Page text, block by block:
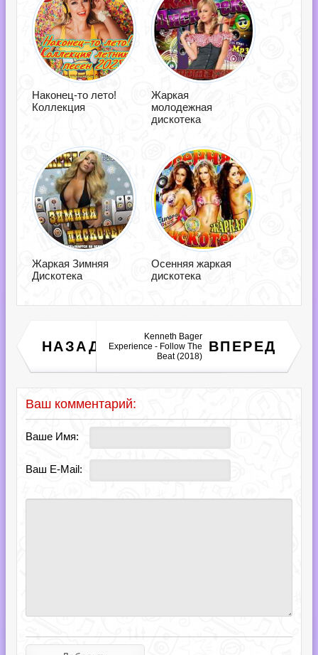
Наконец-то лето!
Коллекция
Жаркая
молодежная
дискотека
Жаркая Зимняя
Дискотека
Осенняя жаркая
дискотека
НАЗАД
Club Summer Megamix
2018 [2CD] (2018)
ВПЕРЕД
Kenneth Bager
Experience - Follow The
Beat (2018)
Ваш комментарий:
Ваше Имя:
Ваш E-Mail: